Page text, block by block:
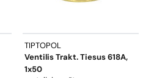
TIPTOPOL
Ventilis Trakt. Tiesus 618A,
1x50